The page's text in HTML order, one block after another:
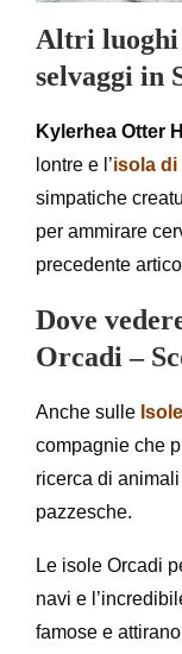
Altri luoghi
selvaggi in
Kylerhea Otter
lontre e l’isola di
simpatiche
per ammirare
precedente
Dove
Orcadi –
Anche sulle
compagnie che
ricerca di
pazzesche.
Le isole Orcadi
navi e
famose e